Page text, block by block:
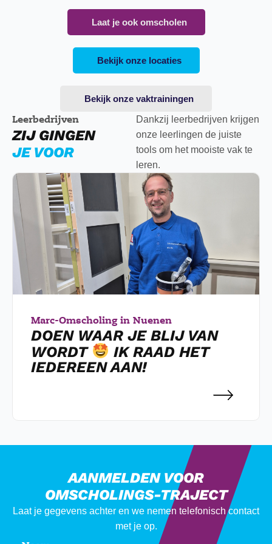
Laat je ook omscholen
Bekijk onze locaties
Bekijk onze vaktrainingen
Leerbedrijven
ZIJ GINGEN
JE VOOR
Dankzij leerbedrijven krijgen
onze leerlingen de juiste
tools om het mooiste vak te
leren.
Marc-Omscholing in Nuenen
DOEN WAAR JE BLIJ VAN
WORDT
IK RAAD HET
IEDEREEN AAN!
AANMELDEN VOOR
OMSCHOLINGS-TRAJECT
Laat je gegevens achter en we nemen telefonisch contact
met je op.